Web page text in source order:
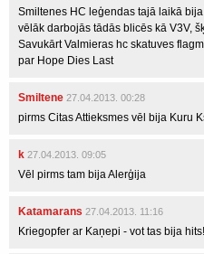
Smiltenes HC leģendas tajā laikā
vēlāk darbojās tādās blicēs kā V3V,
Savukārt Valmieras hc skatuves
par Hope Dies Last
Smiltene 27.04.2013. 00:28
pirms Citas Attieksmes vēl bija Kuru
k 27.04.2013. 09:05
Vēl pirms tam bija Alerģija
Katamarans 27.04.2013. 11:16
Kriegopfer ar Kaņepi - vot tas bija hits!